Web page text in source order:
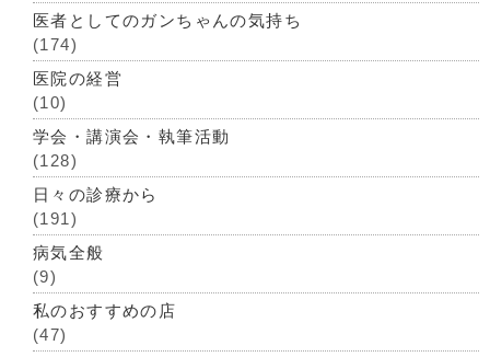
医者としてのガンちゃんの気持ち
(174)
医院の経営
(10)
学会・講演会・執筆活動
(128)
日々の診療から
(191)
病気全般
(9)
私のおすすめの店
(47)